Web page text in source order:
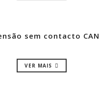
sem contacto
VER MAIS